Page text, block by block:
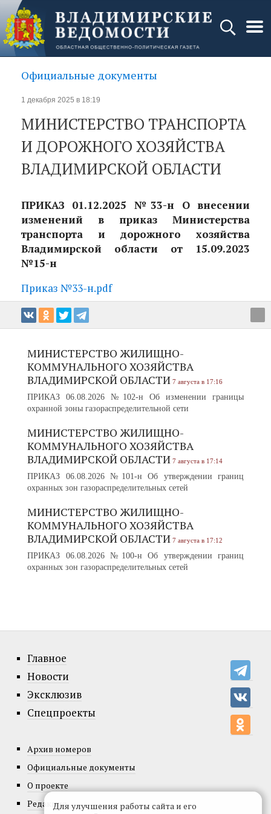
Официальные документы
1 декабря 2025 в 18:19
МИНИСТЕРСТВО ТРАНСПОРТА
И ДОРОЖНОГО ХОЗЯЙСТВА
ВЛАДИМИРСКОЙ ОБЛАСТИ
ПРИКАЗ 01.12.2025 №33-н О внесении
изменений в приказ Министерства
транспорта и дорожного хозяйства
Владимирской области от 15.09.2023
№15-н
Приказ №33-н.pdf
МИНИСТЕРСТВО ЖИЛИЩНО-
КОММУНАЛЬНОГО ХОЗЯЙСТВА
ВЛАДИМИРСКОЙ ОБЛАСТИ 7 августа в 17:16
ПРИКАЗ 06.08.2026 №102-н Об изменении границы
охранной зоны газораспределительной сети
МИНИСТЕРСТВО ЖИЛИЩНО-
КОММУНАЛЬНОГО ХОЗЯЙСТВА
ВЛАДИМИРСКОЙ ОБЛАСТИ 7 августа в 17:14
ПРИКАЗ 06.08.2026 №101-н Об утверждении границ
охранных зон газораспределительных сетей
МИНИСТЕРСТВО ЖИЛИЩНО-
КОММУНАЛЬНОГО ХОЗЯЙСТВА
ВЛАДИМИРСКОЙ ОБЛАСТИ 7 августа в 17:12
ПРИКАЗ 06.08.2026 №100-н Об утверждении границ
охранных зон газораспределительных сетей
Главное
Новости
Эксклюзив
Спецпроекты
Архив номеров
Официальные документы
О проекте
РедакцияДля улучшения работы сайта и его